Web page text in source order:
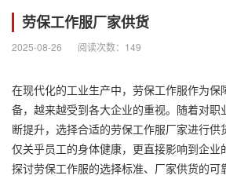
劳保工作服厂家供货
2025-08-26 阅读次数： 149
在现代化的工业生产中，劳保工作服作为保
备，越来越受到各大企业的重视。随着对职
断提升，选择合适的劳保工作服厂家进行供
仅关乎员工的身体健康，更直接影响到企业
探讨劳保工作服的选择标准、厂家供货的可